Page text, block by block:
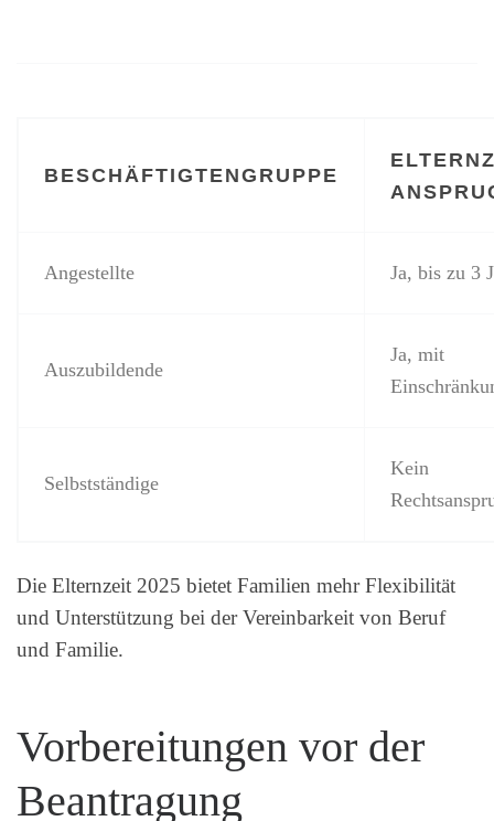
BESCHÄFTIGTENGRUPPE
Angestellte Ja, bis zu 3
Auszubildende
Ja, mit
Selbstständige
Kein
Die Elternzeit 2025 bietet Familien mehr Flexibilität
und Unterstützung bei der Vereinbarkeit von Beruf
und Familie.
Vorbereitungen vor der
Beantragung